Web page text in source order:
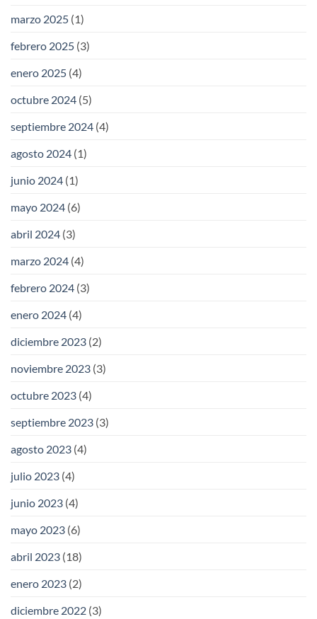
marzo 2025 (1)
febrero 2025 (3)
enero 2025 (4)
octubre 2024 (5)
septiembre 2024 (4)
agosto 2024 (1)
junio 2024 (1)
mayo 2024 (6)
abril 2024 (3)
marzo 2024 (4)
febrero 2024 (3)
enero 2024 (4)
diciembre 2023 (2)
noviembre 2023 (3)
octubre 2023 (4)
septiembre 2023 (3)
agosto 2023 (4)
julio 2023 (4)
junio 2023 (4)
mayo 2023 (6)
abril 2023 (18)
enero 2023 (2)
diciembre 2022 (3)